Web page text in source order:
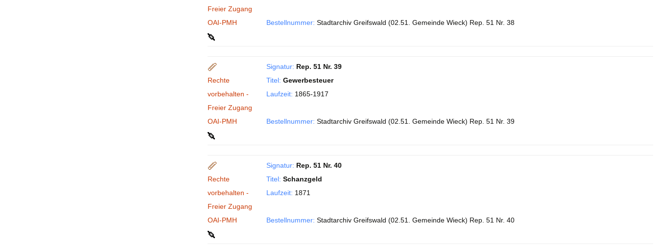
Freier Zugang
OAI-PMH
Bestellnummer: Stadtarchiv Greifswald (02.51. Gemeinde Wieck) Rep. 51 Nr. 38
Rechte
vorbehalten -
Freier Zugang
OAI-PMH
Signatur: Rep. 51 Nr. 39
Titel: Gewerbesteuer
Laufzeit: 1865-1917
Bestellnummer: Stadtarchiv Greifswald (02.51. Gemeinde Wieck) Rep. 51 Nr. 39
Rechte
vorbehalten -
Freier Zugang
OAI-PMH
Signatur: Rep. 51 Nr. 40
Titel: Schanzgeld
Laufzeit: 1871
Bestellnummer: Stadtarchiv Greifswald (02.51. Gemeinde Wieck) Rep. 51 Nr. 40